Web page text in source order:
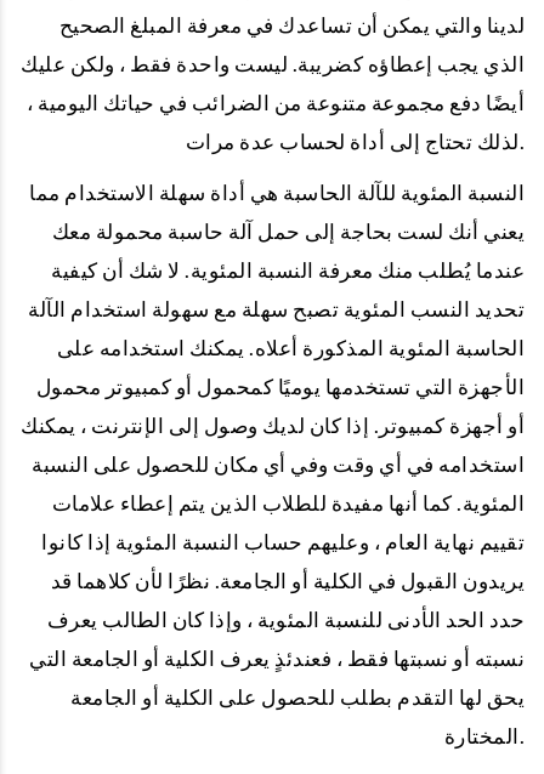
لدينا والتي يمكن أن تساعدك في معرفة المبلغ الصحيح
الذي يجب إعطاؤه كضريبة. ليست واحدة فقط ، ولكن عليك
أيضًا دفع مجموعة متنوعة من الضرائب في حياتك اليومية ،
لذلك تحتاج إلى أداة لحساب عدة مرات.
النسبة المئوية للآلة الحاسبة هي أداة سهلة الاستخدام مما
يعني أنك لست بحاجة إلى حمل آلة حاسبة محمولة معك
عندما يُطلب منك معرفة النسبة المئوية. لا شك أن كيفية
تحديد النسب المئوية تصبح سهلة مع سهولة استخدام الآلة
الحاسبة المئوية المذكورة أعلاه. يمكنك استخدامه على
الأجهزة التي تستخدمها يوميًا كمحمول أو كمبيوتر محمول
أو أجهزة كمبيوتر. إذا كان لديك وصول إلى الإنترنت ، يمكنك
استخدامه في أي وقت وفي أي مكان للحصول على النسبة
المئوية. كما أنها مفيدة للطلاب الذين يتم إعطاء علامات
تقييم نهاية العام ، وعليهم حساب النسبة المئوية إذا كانوا
يريدون القبول في الكلية أو الجامعة. نظرًا لأن كلاهما قد
حدد الحد الأدنى للنسبة المئوية ، وإذا كان الطالب يعرف
نسبته أو نسبتها فقط ، فعندئذٍ يعرف الكلية أو الجامعة التي
يحق لها التقدم بطلب للحصول على الكلية أو الجامعة
المختارة.